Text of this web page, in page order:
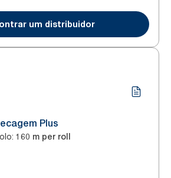
um distribuidor
Plus
: 160 m per roll